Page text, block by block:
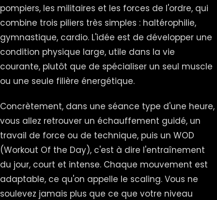
pompiers, les militaires et les forces de l'ordre, qui
combine trois piliers très simples : haltérophilie,
gymnastique, cardio. L'idée est de développer une
condition physique large, utile dans la vie
courante, plutôt que de spécialiser un seul muscle
ou une seule filière énergétique.
Concrètement, dans une séance type d'une heure,
vous allez retrouver un échauffement guidé, un
travail de force ou de technique, puis un WOD
(Workout Of the Day), c'est à dire l'entraînement
du jour, court et intense. Chaque mouvement est
adaptable, ce qu'on appelle le scaling. Vous ne
soulevez jamais plus que ce que votre niveau